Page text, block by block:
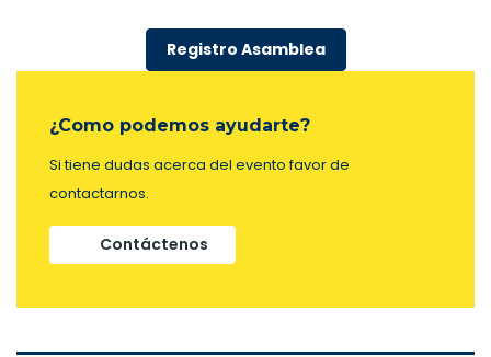
Registro Asamblea
¿Como podemos ayudarte?
Si tiene dudas acerca del evento favor de
contactarnos.
Contáctenos